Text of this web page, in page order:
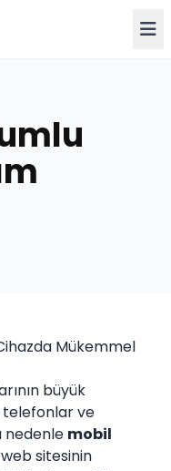
Mükemmel
büyük
telefonlar ve
nedenle mobil
sitesinin